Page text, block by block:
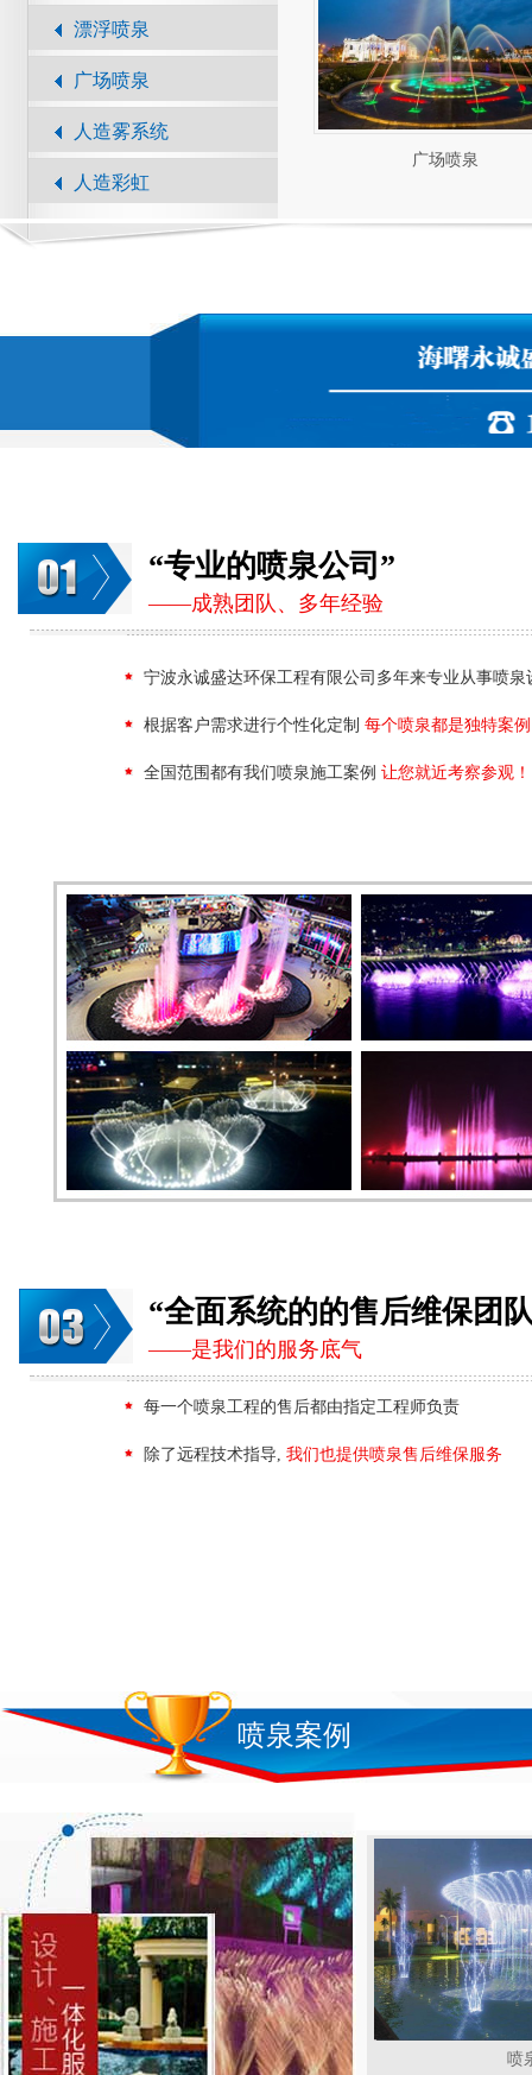
漂浮喷泉
广场喷泉
人造雾系统
人造彩虹
广场喷泉
“专业的喷泉公司”
——成熟团队、多年经验
宁波永诚盛达环保工程有限公司多年来专业从事喷泉
根据客户需求进行个性化定制 每个喷泉都是独特案例
全国范围都有我们喷泉施工案例 让您就近考察参观！
“全面系统的的售后维保团
——是我们的服务底气
每一个喷泉工程的售后都由指定工程师负责
除了远程技术指导, 我们也提供喷泉售后维保服务
喷泉案例
喷